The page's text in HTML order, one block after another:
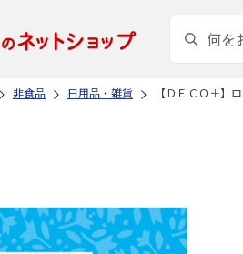
非食品 日用品・雑貨 【ＤＥＣＯ＋】